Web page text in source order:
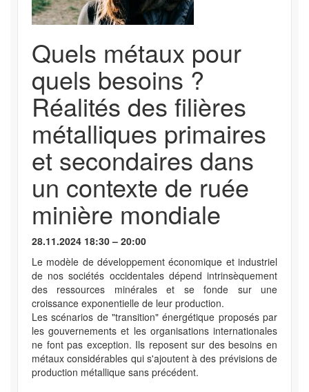
Quels métaux pour
quels besoins ?
Réalités des filières
métalliques primaires
et secondaires dans
un contexte de ruée
minière mondiale
28.11.2024 18:30 – 20:00
Le modèle de développement économique et industriel
de nos sociétés occidentales dépend intrinsèquement
des ressources minérales et se fonde sur une
croissance exponentielle de leur production.
Les scénarios de "transition" énergétique proposés par
les gouvernements et les organisations internationales
ne font pas exception. Ils reposent sur des besoins en
métaux considérables qui s'ajoutent à des prévisions de
production métallique sans précédent.